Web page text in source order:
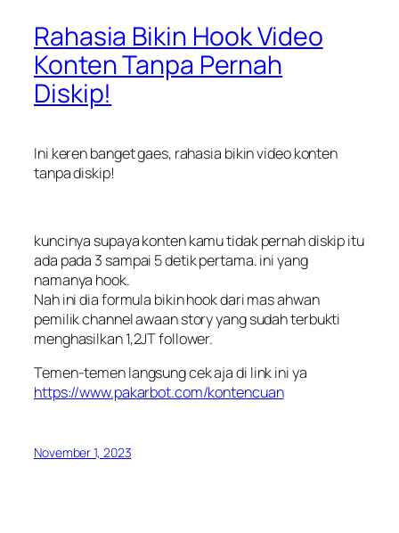
Rahasia Bikin Hook Video
Konten Tanpa Pernah
Diskip!
Ini keren banget gaes, rahasia bikin video konten
tanpa diskip!
kuncinya supaya konten kamu tidak pernah diskip itu
ada pada 3 sampai 5 detik pertama. ini yang
namanya hook.
Nah ini dia formula bikin hook dari mas ahwan
pemilik channel awaan story yang sudah terbukti
menghasilkan 1,2JT follower.
Temen-temen langsung cek aja di link ini ya
https://www.pakarbot.com/kontencuan
November 1, 2023